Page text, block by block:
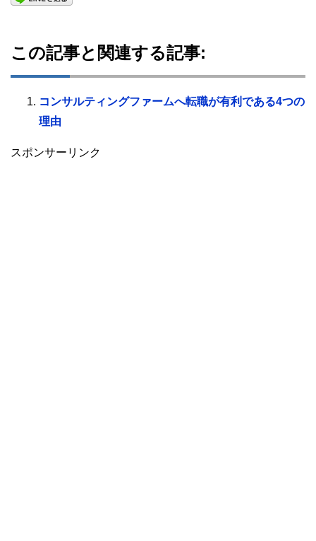
この記事と関連する記事:
コンサルティングファームへ転職が有利である4つの
理由
スポンサーリンク